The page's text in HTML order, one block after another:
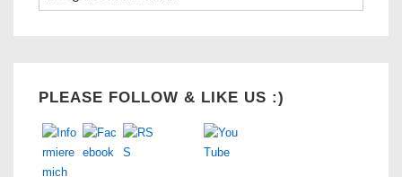
PLEASE FOLLOW & LIKE US :)